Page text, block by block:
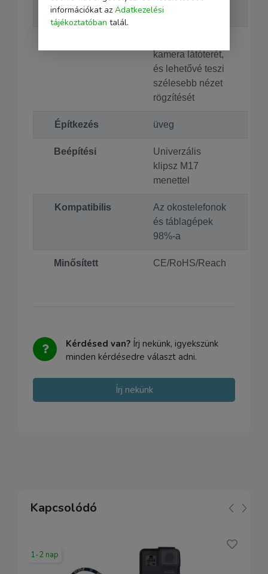
ABS
kamera látóterét,
és lehetővé teszi
szélesebb nézet
rögzítését
Építkezés üveg
Beépítési
Univerzális
klipsz M17
menettel
Kompatibilis
Az okostelefonok
és táblagépek
98%-a
Minősített CE/RoHS/Reach
Kérdésed van? Írj nekünk, igyekszünk
minden kérdésedre választ adni.
Írj nekünk
Kapcsolódó
1-2 nap
információkat az Adatkezelési
tájékoztatóban talál.